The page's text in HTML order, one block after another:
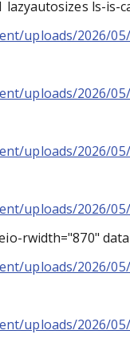
lazyautosizes ls-is-
uploads/2026/05/
uploads/2026/05/
uploads/2026/05/
uploads/2026/
rwidth="870"
uploads/2026/05/
uploads/2026/05/